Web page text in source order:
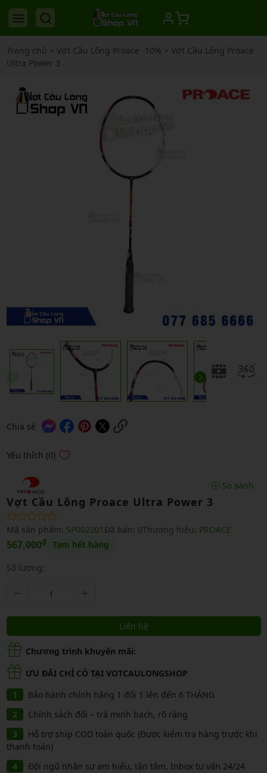
Trang chủ > Vợt Cầu Lông Proace -10% > Vợt Cầu Lông Proace
Ultra Power 3
Chia sẻ
Yêu thích (0)
So sánh
Vợt Cầu Lông Proace Ultra Power 3
Mã sản phẩm: SP002201 Đã bán: 0Thương hiệu: PROACE
567,000₫ Tạm hết hàng
Số lượng:
Liên hệ
Chương trình khuyến mãi:
ƯU ĐÃI CHỈ CÓ TẠI VOTCAULONGSHOP
Bảo hành chính hãng 1 đổi 1 lên đến 6 THÁNG
Chính sách đổi – trả minh bạch, rõ ràng
Hỗ trợ ship COD toàn quốc (Được kiểm tra hàng trước khi
thanh toán)
Đội ngũ nhân sự am hiểu, tận tâm, Inbox tư vấn 24/24